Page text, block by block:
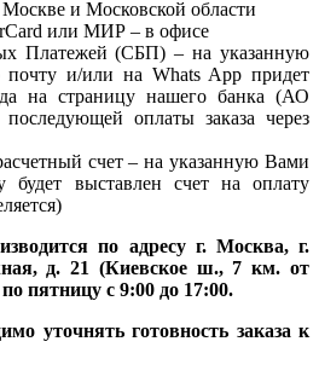
и Московской области
или МИР – в офисе
Платежей (СБП) – на указанную
и/или на Whats App придет
на страницу нашего банка (АО
оплаты заказа через
счет – на указанную Вами
будет выставлен счет на оплату
по адресу г. Москва, г.
д. 21 (Киевское ш., 7 км. от
пятницу с 9:00 до 17:00.
уточнять готовность заказа к